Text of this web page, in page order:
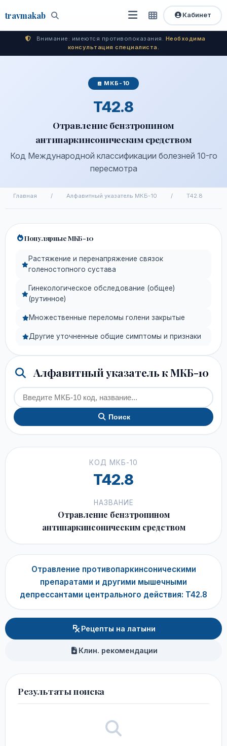
travmakab Поиск
Открыть
меню
Быстрый
доступ
Кабинет
Внимание: имеются противопоказания. Необходима
консультация специалиста.
МКБ-10
T42.8
Отравление бензтропином
антипаркинсоническим средством
Код Международной классификации болезней 10-го
пересмотра
Главная / Алфавитный указатель МКБ-10 / T42.8
Популярные МКБ-10
Растяжение и перенапряжение связок
голеностопного сустава
Гинекологическое обследование (общее)
(рутинное)
Множественные переломы голени закрытые
Другие уточненные общие симптомы и признаки
Алфавитный указатель к МКБ-10
Поиск
КОД МКБ-10
T42.8
НАЗВАНИЕ
Отравление бензтропином
антипаркинсоническим средством
Отравление противопаркинсоническими
препаратами и другими мышечными
депрессантами центрального действия: T42.8
Рецепты на латыни
Клин. рекомендации
Результаты поиска